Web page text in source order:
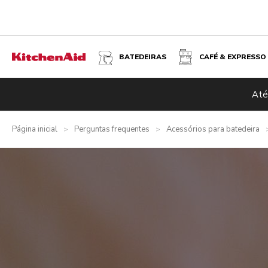
BATEDEIRAS CAFÉ & EXPRESSO
Página inicial > Perguntas frequentes > Acessórios para batedeira